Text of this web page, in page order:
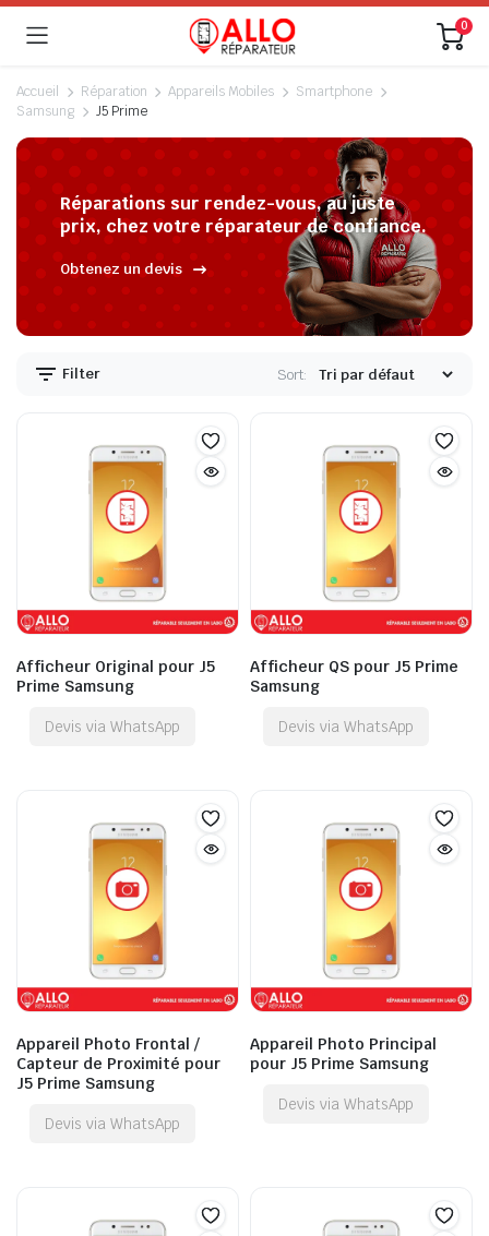
0
Accueil Réparation Appareils Mobiles
Smartphone
Samsung
J5 Prime
Réparations sur rendez-vous, au juste
prix, chez votre réparateur de confiance.
Obtenez un devis
Filter Sort:
Afficheur Original pour J5
Prime Samsung
Devis via WhatsApp
Afficheur QS pour J5 Prime
Samsung
Devis via WhatsApp
Appareil Photo Frontal /
Capteur de Proximité pour
J5 Prime Samsung
Devis via WhatsApp
Appareil Photo Principal
pour J5 Prime Samsung
Devis via WhatsApp